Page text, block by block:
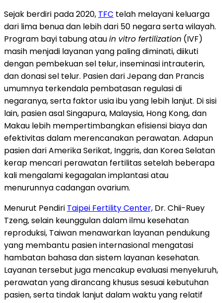
Sejak berdiri pada 2020, TFC telah melayani keluarga
dari lima benua dan lebih dari 50 negara serta wilayah.
Program bayi tabung atauin vitro fertilization (IVF)
masih menjadi layanan yang paling diminati, diikuti
dengan pembekuan sel telur, inseminasi intrauterin,
dan donasi sel telur. Pasien dari Jepang dan Prancis
umumnya terkendala pembatasan regulasi di
negaranya, serta faktor usia ibu yang lebih lanjut. Di sisi
lain, pasien asal Singapura, Malaysia, Hong Kong, dan
Makau lebih mempertimbangkan efisiensi biaya dan
efektivitas dalam merencanakan perawatan. Adapun
pasien dari Amerika Serikat, Inggris, dan Korea Selatan
kerap mencari perawatan fertilitas setelah beberapa
kali mengalami kegagalan implantasi atau
menurunnya cadangan ovarium.
Menurut Pendiri Taipei Fertility Center, Dr. Chii-Ruey
Tzeng, selain keunggulan dalam ilmu kesehatan
reproduksi, Taiwan menawarkan layanan pendukung
yang membantu pasien internasional mengatasi
hambatan bahasa dan sistem layanan kesehatan.
Layanan tersebut juga mencakup evaluasi menyeluruh,
perawatan yang dirancang khusus sesuai kebutuhan
pasien, serta tindak lanjut dalam waktu yang relatif